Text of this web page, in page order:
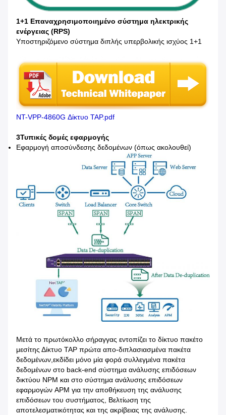
1+1 Επαναχρησιμοποιημένο σύστημα ηλεκτρικής
ενέργειας (RPS)
Υποστηριζόμενο σύστημα διπλής υπερβολικής ισχύος 1+1
NT-VPP-4860G Δίκτυο TAP.pdf
3Τυπικές δομές εφαρμογής
Εφαρμογή αποσύνδεσης δεδομένων (όπως ακολουθεί)
Μετά το πρωτόκολλο σήραγγας εντοπίζει το δίκτυο πακέτο
μεσίτης Δίκτυο TAP πρώτα απο-διπλασιασμένα πακέτα
δεδομένων,εκδίδει μόνο μία φορά συλλεγμένα πακέτα
δεδομένων στο back-end σύστημα ανάλυσης επιδόσεων
δικτύου NPM και στο σύστημα ανάλυσης επιδόσεων
εφαρμογών APM για την αποθήκευση της ανάλυσης
επιδόσεων του συστήματος, Βελτίωση της
αποτελεσματικότητας και της ακρίβειας της ανάλυσης.